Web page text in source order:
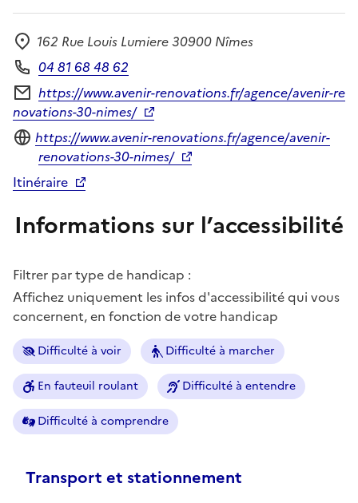
Adresse
162 Rue Louis Lumiere 30900 Nîmes
Téléphone
04 81 68 48 62
Formulaire de contact
https://www.avenir-renovations.fr/agence/avenir-re
novations-30-nimes/
Site internet
https://www.avenir-renovations.fr/agence/avenir-
renovations-30-nimes/
Itinéraire
Informations sur l’accessibilité
Filtrer par type de handicap :
Affichez uniquement les infos d'accessibilité qui vous
concernent, en fonction de votre handicap
Difficulté à voir Difficulté à marcher
En fauteuil roulant Difficulté à entendre
Difficulté à comprendre
Transport et stationnement